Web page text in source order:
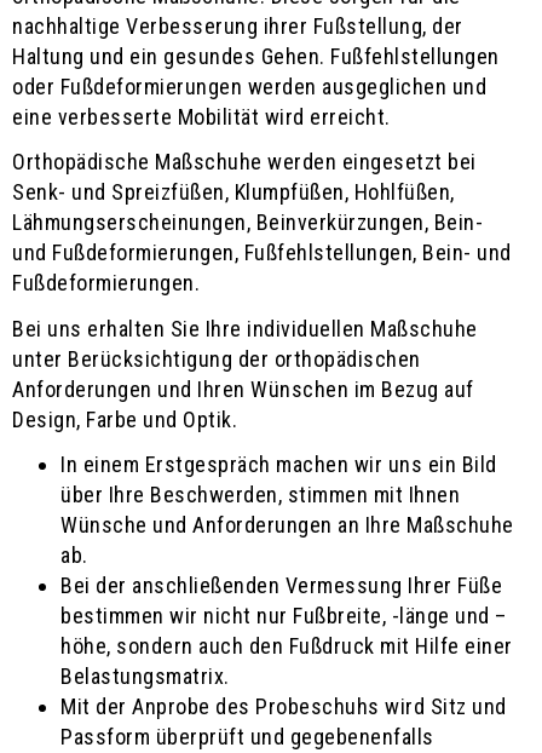
nachhaltige Verbesserung ihrer Fußstellung, der
Haltung und ein gesundes Gehen. Fußfehlstellungen
oder Fußdeformierungen werden ausgeglichen und
eine verbesserte Mobilität wird erreicht.
Orthopädische Maßschuhe werden eingesetzt bei
Senk- und Spreizfüßen, Klumpfüßen, Hohlfüßen,
Lähmungserscheinungen, Beinverkürzungen, Bein-
und Fußdeformierungen, Fußfehlstellungen, Bein- und
Fußdeformierungen.
Bei uns erhalten Sie Ihre individuellen Maßschuhe
unter Berücksichtigung der orthopädischen
Anforderungen und Ihren Wünschen im Bezug auf
Design, Farbe und Optik.
In einem Erstgespräch machen wir uns ein Bild
über Ihre Beschwerden, stimmen mit Ihnen
Wünsche und Anforderungen an Ihre Maßschuhe
ab.
Bei der anschließenden Vermessung Ihrer Füße
bestimmen wir nicht nur Fußbreite, -länge und –
höhe, sondern auch den Fußdruck mit Hilfe einer
Belastungsmatrix.
Mit der Anprobe des Probeschuhs wird Sitz und
Passform überprüft und gegebenenfalls